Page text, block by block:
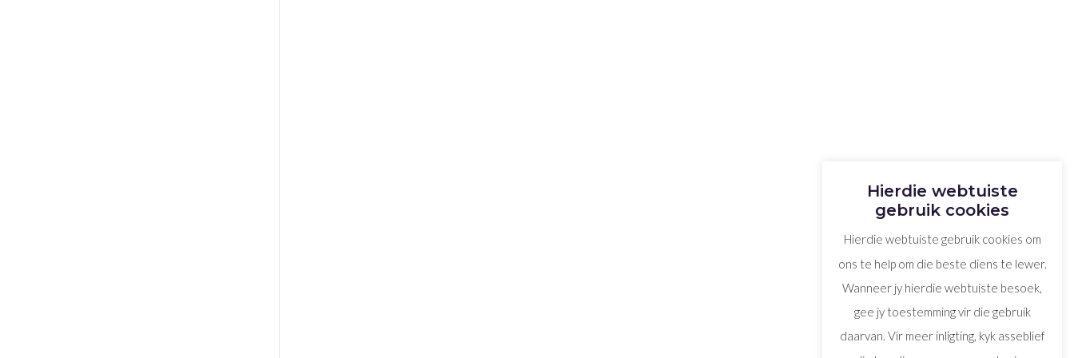
Hierdie webtuiste
gebruik cookies
Hierdie webtuiste gebruik cookies om
ons te help om die beste diens te lewer.
Wanneer jy hierdie webtuiste besoek,
gee jy toestemming vir die gebruik
daarvan. Vir meer inligting, kyk asseblief